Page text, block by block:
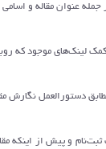
جمله عنوان مقاله و
لینک‌های موجود که
ثبت‌نام و پیش از اینکه